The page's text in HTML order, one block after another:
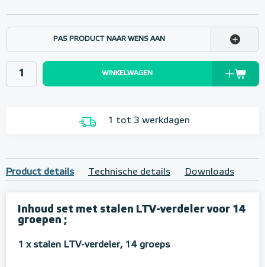
PAS PRODUCT NAAR WENS AAN
WINKELWAGEN
1 tot 3 werkdagen
Product details Technische details Downloads
Inhoud set met stalen LTV-verdeler voor 14
groepen ;
1 x stalen LTV-verdeler, 14 groeps